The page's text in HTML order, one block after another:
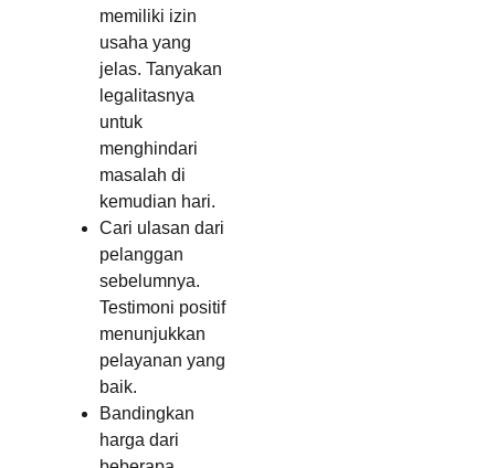
memiliki izin
usaha yang
jelas. Tanyakan
legalitasnya
untuk
menghindari
masalah di
kemudian hari.
Cari ulasan dari
pelanggan
sebelumnya.
Testimoni positif
menunjukkan
pelayanan yang
baik.
Bandingkan
harga dari